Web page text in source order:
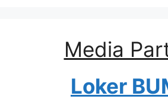
Media
Loker